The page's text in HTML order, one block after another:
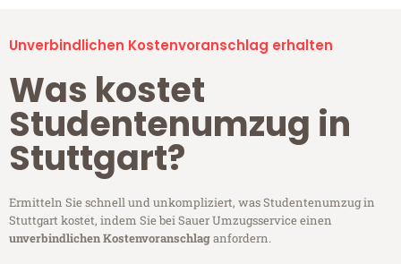
Unverbindlichen Kostenvoranschlag erhalten
Was kostet
Studentenumzug in
Stuttgart?
Ermitteln Sie schnell und unkompliziert, was Studentenumzug in
Stuttgart kostet, indem Sie bei Sauer Umzugsservice einen
unverbindlichen Kostenvoranschlaganfordern.